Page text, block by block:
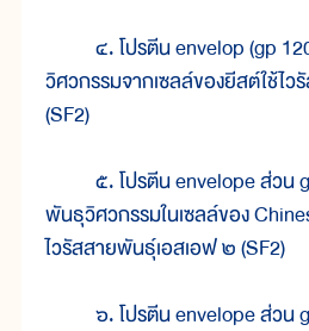
๔. โปรตีน envelop (gp
วิศวกรรมจากเซลล์ของยีสต์ใช้ไ
(SF2)
๕. โปรตีน envelope ส่วน
พันธุวิศวกรรมในเซลล์ของ
ไวรัสสายพันธุ์เอสเอฟ ๒ (SF2)
๖. โปรตีน envelope ส่วน